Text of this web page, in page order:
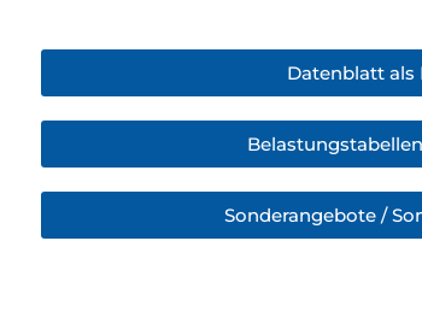
Datenblatt als
Sonderangebote /